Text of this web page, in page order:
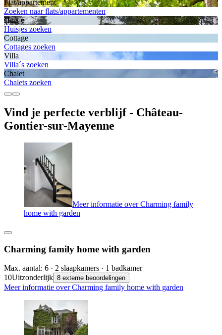
Flat/appartement
Zoeken naar flats/appartementen
Huisje
Huisjes zoeken
Cottage
Cottages zoeken
Villa
Villa´s zoeken
Chalet
Chalets zoeken
Vind je perfecte verblijf - Château-
Gontier-sur-Mayenne
Meer informatie over Charming family
home with garden
Charming family home with garden
Max. aantal: 6 · 2 slaapkamers · 1 badkamer
10Uitzonderlijk 8 externe beoordelingen
Meer informatie over Charming family home with garden